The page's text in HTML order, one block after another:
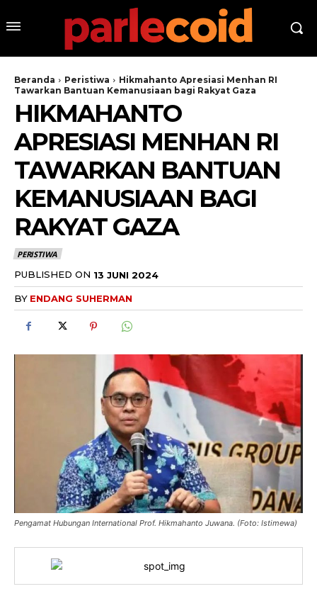
Beranda Peristiwa
Hikmahanto Apresiasi Menhan RI
Tawarkan Bantuan Kemanusiaan bagi Rakyat Gaza
HIKMAHANTO
APRESIASI MENHAN RI
TAWARKAN BANTUAN
KEMANUSIAAN BAGI
RAKYAT GAZA
PERISTIWA
PUBLISHED ON 13 JUNI 2024
BY ENDANG SUHERMAN
Pengamat Hubungan International Prof. Hikmahanto Juwana. (Foto: Istimewa)